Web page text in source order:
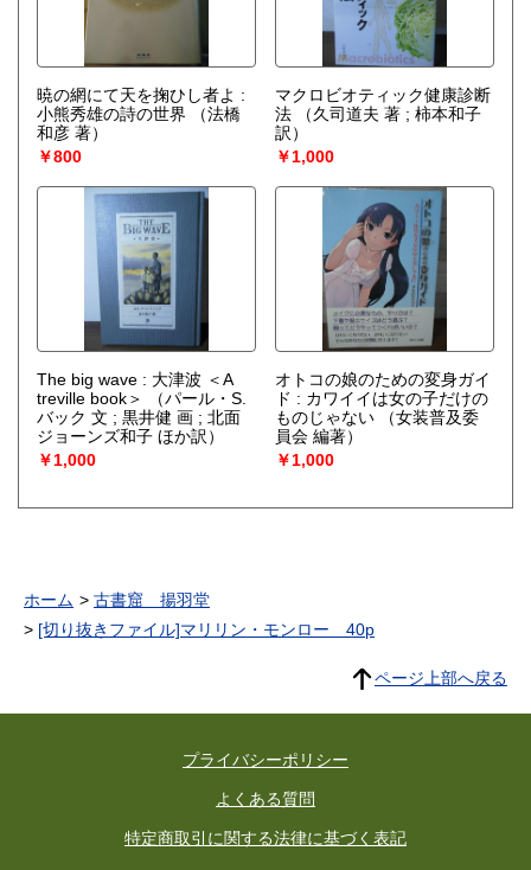
暁の網にて天を掬ひし者よ :
小熊秀雄の詩の世界
（法橋
和彦 著）
￥800
マクロビオティック健康診断
法
（久司道夫 著 ; 柿本和子
訳）
￥1,000
The big wave : 大津波 ＜A
treville book＞
（パール・S.
バック 文 ; 黒井健 画 ; 北面
ジョーンズ和子 ほか訳）
￥1,000
オトコの娘のための変身ガイ
ド : カワイイは女の子だけの
ものじゃない
（女装普及委
員会 編著）
￥1,000
ホーム
古書窟 揚羽堂
[切り抜きファイル]マリリン・モンロー 40p
ページ上部へ戻る
プライバシーポリシー
よくある質問
特定商取引に関する法律に基づく表記